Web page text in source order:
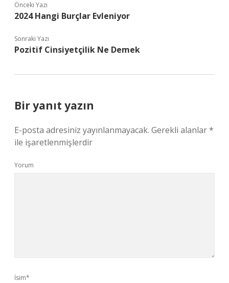
Önceki Yazı
2024 Hangi Burçlar Evleniyor
Sonraki Yazı
Pozitif Cinsiyetçilik Ne Demek
Bir yanıt yazın
E-posta adresiniz yayınlanmayacak. Gerekli alanlar*
ile işaretlenmişlerdir
Yorum
İsim*